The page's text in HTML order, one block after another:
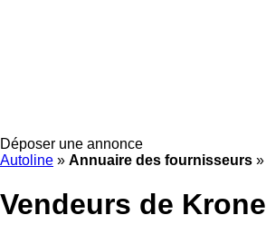
Déposer une annonce
Autoline » Annuaire des fournisseurs »
Vendeurs de Krone